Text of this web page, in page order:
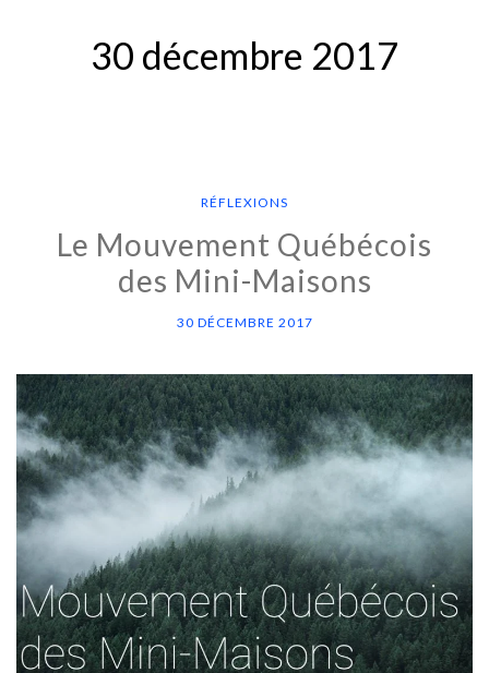
30 décembre 2017
RÉFLEXIONS
Le Mouvement Québécois
des Mini-Maisons
30 DÉCEMBRE 2017